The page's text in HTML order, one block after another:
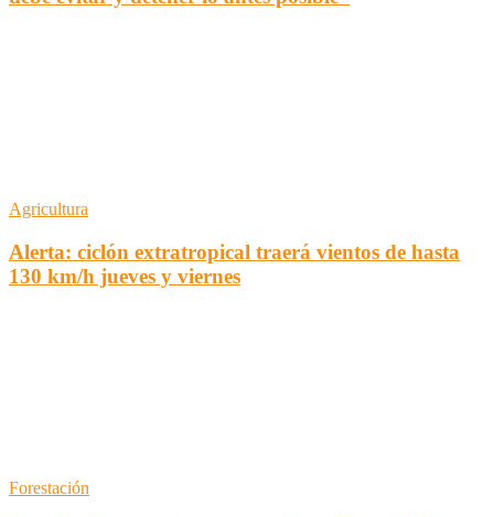
Agricultura
Alerta: ciclón extratropical traerá vientos de hasta
130 km/h jueves y viernes
Forestación